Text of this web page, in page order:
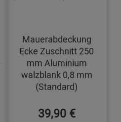
Mauerabdeckung
Ecke Zuschnitt 250
mm Aluminium
walzblank 0,8 mm
(Standard)
39,90 €